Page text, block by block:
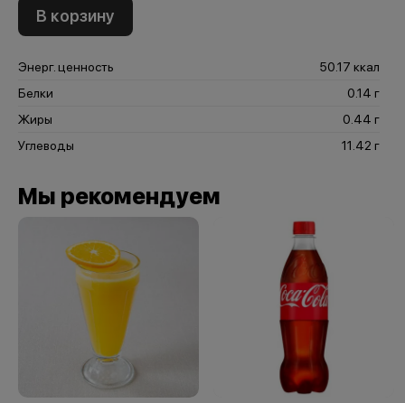
В корзину
Энерг. ценность
50.17 ккал
Белки
0.14 г
Жиры
0.44 г
Углеводы
11.42 г
Мы рекомендуем